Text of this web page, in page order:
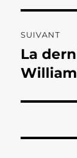
SUIVANT
Publication
suivante :
La